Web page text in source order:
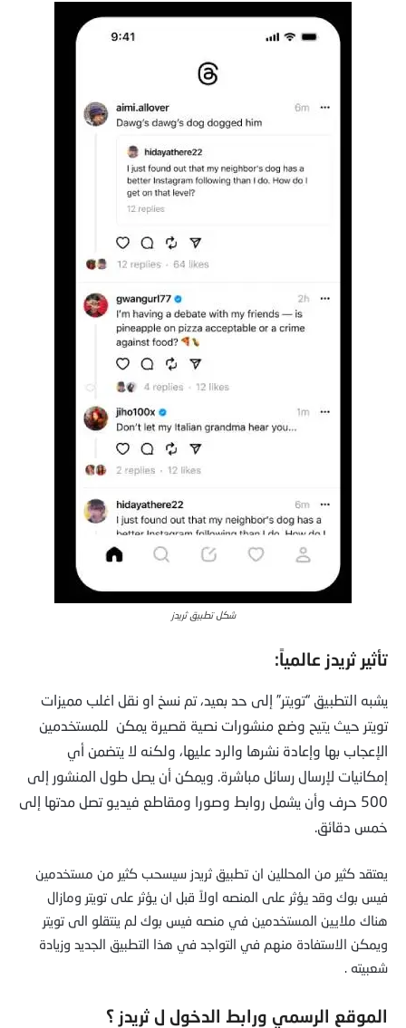
شكل تطبيق ثريدز
تأثير ثريدز عالمياً:
يشبه التطبيق “تويتر” إلى حد بعيد، تم نسخ او نقل اغلب مميزات
تويتر حيث يتيح وضع منشورات نصية قصيرة يمكن للمستخدمين
الإعجاب بها وإعادة نشرها والرد عليها، ولكنه لا يتضمن أي
إمكانيات لإرسال رسائل مباشرة. ويمكن أن يصل طول المنشور إلى
500 حرف وأن يشمل روابط وصورا ومقاطع فيديو تصل مدتها إلى
خمس دقائق.
يعتقد كثير من المحللين ان تطبيق ثريدز سيسحب كثير من مستخدمين
فيس بوك وقد يؤثر على المنصه اولاً قبل ان يؤثر على تويتر ومازال
هناك ملايين المستخدمين في منصه فيس بوك لم ينتقلو الى تويتر
ويمكن الاستفادة منهم في التواجد في هذا التطبيق الجديد وزيادة
شعبيته .
الموقع الرسمي ورابط الدخول ل ثريدز ؟